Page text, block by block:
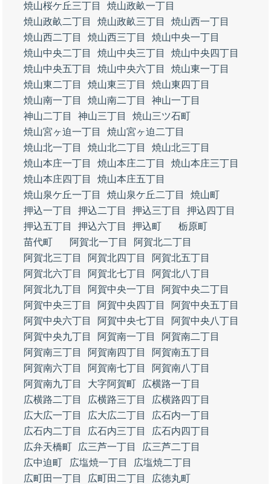
焼山桜ケ丘三丁目
焼山政畝一丁目
焼山政畝二丁目
焼山政畝三丁目
焼山西一丁目
焼山西二丁目
焼山西三丁目
焼山中央一丁目
焼山中央二丁目
焼山中央三丁目
焼山中央四丁目
焼山中央五丁目
焼山中央六丁目
焼山東一丁目
焼山東二丁目
焼山東三丁目
焼山東四丁目
焼山南一丁目
焼山南二丁目
神山一丁目
神山二丁目
神山三丁目
焼山三ツ石町
焼山宮ヶ迫一丁目
焼山宮ヶ迫二丁目
焼山北一丁目
焼山北二丁目
焼山北三丁目
焼山本庄一丁目
焼山本庄二丁目
焼山本庄三丁目
焼山本庄四丁目
焼山本庄五丁目
焼山泉ケ丘一丁目
焼山泉ケ丘二丁目
焼山町
押込一丁目
押込二丁目 押込三丁目
押込四丁目
押込五丁目
押込六丁目 押込町
栃原町
苗代町
阿賀北一丁目
阿賀北二丁目
阿賀北三丁目
阿賀北四丁目
阿賀北五丁目
阿賀北六丁目
阿賀北七丁目
阿賀北八丁目
阿賀北九丁目
阿賀中央一丁目
阿賀中央二丁目
阿賀中央三丁目
阿賀中央四丁目
阿賀中央五丁目
阿賀中央六丁目
阿賀中央七丁目
阿賀中央八丁目
阿賀中央九丁目
阿賀南一丁目
阿賀南二丁目
阿賀南三丁目
阿賀南四丁目
阿賀南五丁目
阿賀南六丁目
阿賀南七丁目
阿賀南八丁目
阿賀南九丁目
大字阿賀町
広横路一丁目
広横路二丁目
広横路三丁目
広横路四丁目
広大広一丁目
広大広二丁目
広石内一丁目
広石内二丁目
広石内三丁目
広石内四丁目
広弁天橋町
広三芦一丁目
広三芦二丁目
広中迫町
広塩焼一丁目
広塩焼二丁目
広町田一丁目
広町田二丁目
広徳丸町